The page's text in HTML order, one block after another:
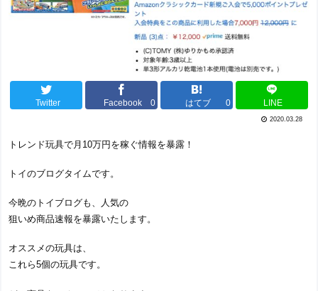
Twitter Facebook 0 はてブ 0 LINE
2020.03.28
トレンド玩具で月10万円を稼ぐ情報を暴露！
トイのブログタイムです。
今晩のトイブログも、人気の
狙いめ商品速報を暴露いたします。
オススメの玩具は、
これら5個の玩具です。